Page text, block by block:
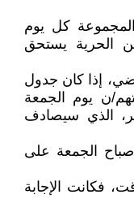
كل يوم
الحرية يستحق
إذا كان جدول
ن يوم الجمعة
الذي سيصادف
الجمعة على
فكانت الإجابة